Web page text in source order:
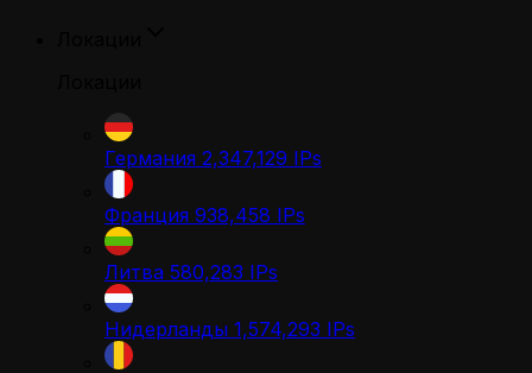
Германия 2,347,129 IPs
Франция 938,458 IPs
Литва 580,283 IPs
Нидерланды 1,574,293 IPs